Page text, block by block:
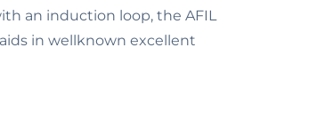
an induction loop, the AFIL
in wellknown excellent